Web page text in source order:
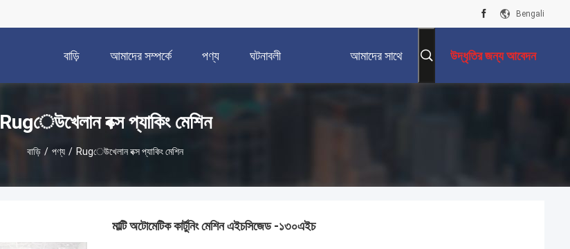
Bengali
বাড়ি আমাদের সম্পর্কে পণ্য ঘটনাবলী আমাদের সাথে উদ্ধৃতির জন্য আবেদন
Rugেউখেলান বক্স প্যাকিং মেশিন
বাড়ি / পণ্য / Rugেউখেলান বক্স প্যাকিং মেশিন
মাল্টি অটোমেটিক কার্টুনিং মেশিন এইচসিজেড -১৩০এইচ